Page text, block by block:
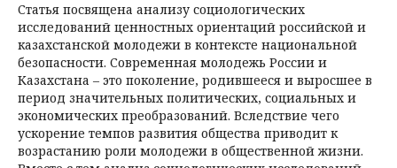
Статья посвящена анализу социологических
исследований ценностных ориентаций российской и
казахстанской молодежи в контексте национальной
безопасности. Современная молодежь России и
Казахстана – это поколение, родившееся и выросшее в
период значительных политических, социальных и
экономических преобразований. Вследствие чего
ускорение темпов развития общества приводит к
возрастанию роли молодежи в общественной жизни.